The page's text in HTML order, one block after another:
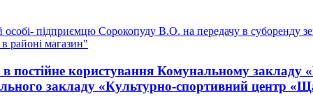
підприємцю Сорокопуду В.О. на передачу в суборенду
районі магазин"
користування Комунальному закладу
закладу «Культурно-спортивний центр